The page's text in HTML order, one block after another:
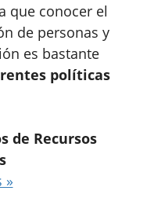
que conocer el
de personas y
es bastante
políticas
de Recursos
»